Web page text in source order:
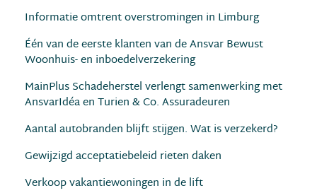
Informatie omtrent overstromingen in Limburg
Één van de eerste klanten van de Ansvar Bewust
Woonhuis- en inboedelverzekering
MainPlus Schadeherstel verlengt samenwerking met
AnsvarIdéa en Turien & Co. Assuradeuren
Aantal autobranden blijft stijgen. Wat is verzekerd?
Gewijzigd acceptatiebeleid rieten daken
Verkoop vakantiewoningen in de lift